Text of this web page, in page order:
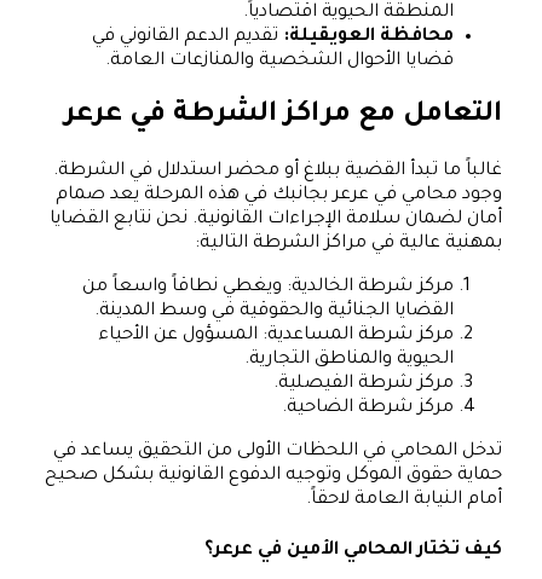
المنطقة الحيوية اقتصادياً.
محافظة العويقيلة: تقديم الدعم القانوني في
قضايا الأحوال الشخصية والمنازعات العامة.
التعامل مع مراكز الشرطة في عرعر
غالباً ما تبدأ القضية ببلاغ أو محضر استدلال في الشرطة.
وجود محامي في عرعر بجانبك في هذه المرحلة يعد صمام
أمان لضمان سلامة الإجراءات القانونية. نحن نتابع القضايا
بمهنية عالية في مراكز الشرطة التالية:
مركز شرطة الخالدية: ويغطي نطاقاً واسعاً من
القضايا الجنائية والحقوقية في وسط المدينة.
مركز شرطة المساعدية: المسؤول عن الأحياء
الحيوية والمناطق التجارية.
مركز شرطة الفيصلية.
مركز شرطة الضاحية.
تدخل المحامي في اللحظات الأولى من التحقيق يساعد في
حماية حقوق الموكل وتوجيه الدفوع القانونية بشكل صحيح
أمام النيابة العامة لاحقاً.
كيف تختار المحامي الأمين في عرعر؟